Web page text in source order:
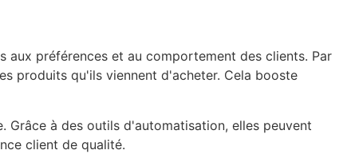
aux préférences et au comportement des clients. Par
produits qu'ils viennent d'acheter. Cela booste
Grâce à des outils d'automatisation, elles peuvent
client de qualité.